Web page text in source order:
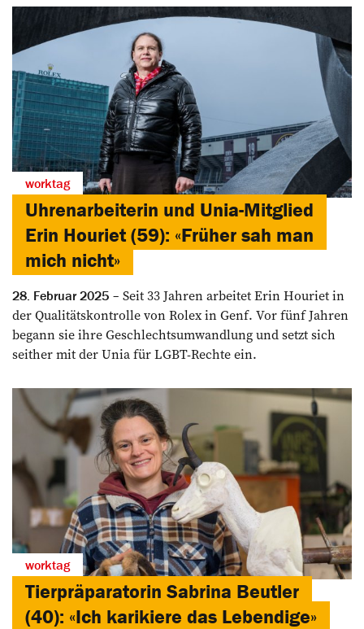
worktag
Uhrenarbeiterin und Unia-Mitglied
Erin Houriet (59): «Früher sah man
mich nicht»
28. Februar 2025
Seit 33 Jahren arbeitet Erin Houriet in
der Qualitätskontrolle von Rolex in Genf. Vor fünf Jahren
begann sie ihre Geschlechtsumwandlung und setzt sich
seither mit der Unia für LGBT-Rechte ein.
worktag
Tierpräparatorin Sabrina Beutler
(40): «Ich karikiere das Lebendige»